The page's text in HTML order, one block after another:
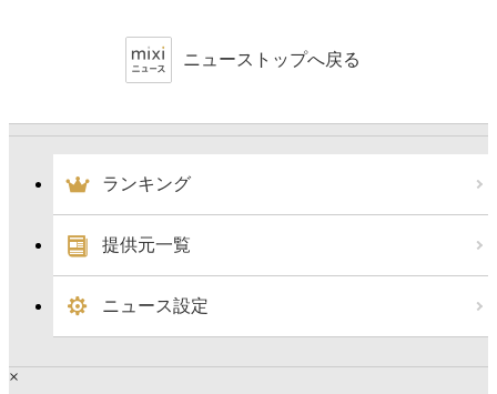
ニューストップへ戻る
ランキング
提供元一覧
ニュース設定
×